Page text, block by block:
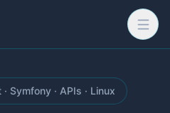
Symfony · APIs · Linux